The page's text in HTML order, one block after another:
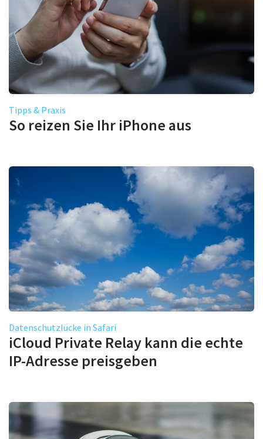
Tipps & Praxis
So reizen Sie Ihr iPhone aus
Datenschutzlücke in Safari
iCloud Private Relay kann die echte
IP-Adresse preisgeben